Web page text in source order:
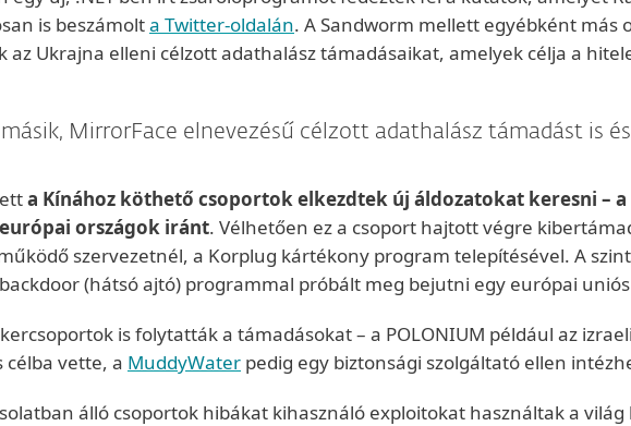
is beszámolta Twitter-oldalán. A Sandworm mellett egyébként más
az Ukrajna elleni célzott adathalász támadásaikat, amelyek célja a
másik, MirrorFace elnevezésű célzott adathalász támadást is
a Kínához köthető csoportok elkezdtek új áldozatokat keresni –
országok iránt. Vélhetően ez a csoport hajtott végre
szervezetnél, a Korplug kártékony program telepítésével. A
(hátsó ajtó) programmal próbált meg bejutni egy európai
is folytatták a támadásokat – a POLONIUM például az
célba vette, a MuddyWater pedig egy biztonsági szolgáltató ellen
álló csoportok hibákat kihasználó exploitokat használtak a